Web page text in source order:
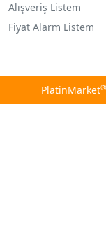
Alışveriş Listem
Fiyat Alarm Listem
PlatinMarket®